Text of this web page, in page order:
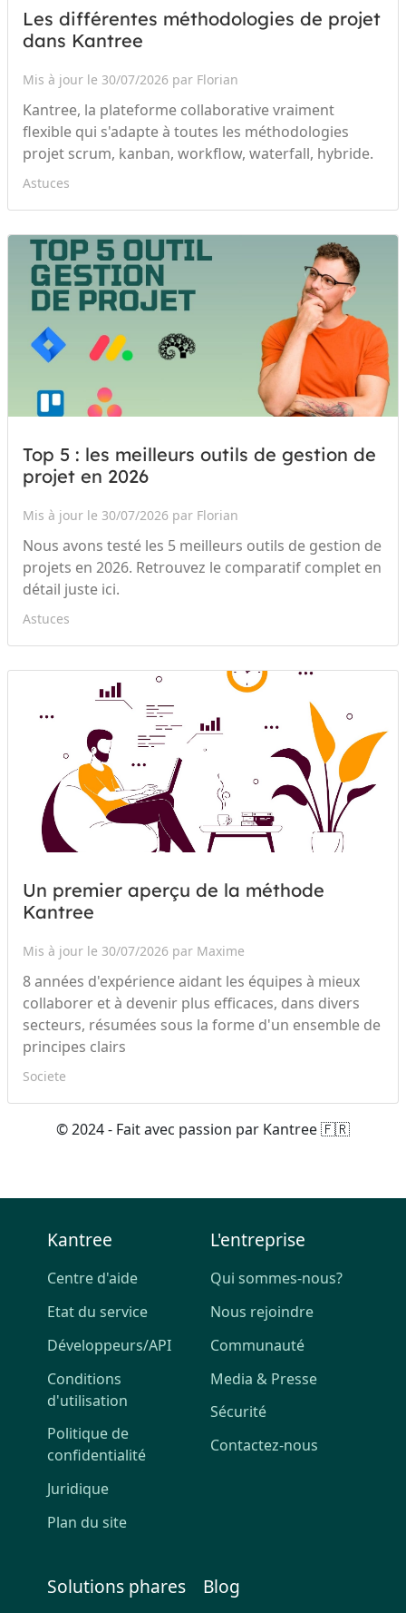
Les différentes méthodologies de projet
dans Kantree
Mis à jour le 30/07/2026 par Florian
Kantree, la plateforme collaborative vraiment
flexible qui s'adapte à toutes les méthodologies
projet scrum, kanban, workflow, waterfall, hybride.
Astuces
Top 5 : les meilleurs outils de gestion de
projet en 2026
Mis à jour le 30/07/2026 par Florian
Nous avons testé les 5 meilleurs outils de gestion de
projets en 2026. Retrouvez le comparatif complet en
détail juste ici.
Astuces
Un premier aperçu de la méthode
Kantree
Mis à jour le 30/07/2026 par Maxime
8 années d'expérience aidant les équipes à mieux
collaborer et à devenir plus efficaces, dans divers
secteurs, résumées sous la forme d'un ensemble de
principes clairs
Societe
© 2024 - Fait avec passion par Kantree 🇫🇷
Kantree
Centre d'aide
Etat du service
Développeurs/API
Conditions
d'utilisation
Politique de
confidentialité
Juridique
Plan du site
L'entreprise
Qui sommes-nous?
Nous rejoindre
Communauté
Media & Presse
Sécurité
Contactez-nous
Solutions phares Blog